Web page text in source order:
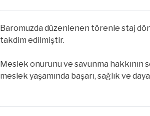
Baromuzda düzenlenen törenle staj
takdim edilmiştir.
Meslek onurunu ve savunma hakkının
meslek yaşamında başarı, sağlık ve